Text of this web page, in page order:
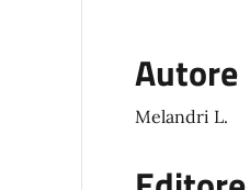
Autore
Melandri L.